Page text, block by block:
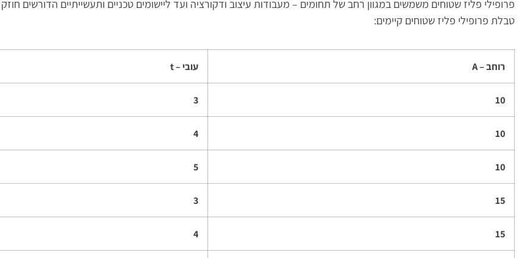
פרופילי פליז שטוחים משמשים במגוון רחב של תחומים – מעבודות עיצוב ודקורציה ועד ליישומים טכניים ותעשייתיים הדורשים
טבלת פרופילי פליז שטוחים קיימים:
רוחב –A עובי –t
10
3
10
4
10
5
15
3
15
4